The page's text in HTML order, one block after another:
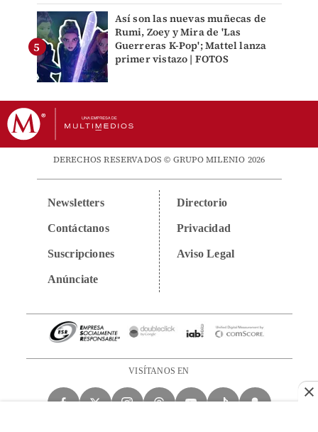
Así son las nuevas muñecas de
Rumi, Zoey y Mira de 'Las
Guerreras K-Pop'; Mattel lanza
primer vistazo | FOTOS
DERECHOS RESERVADOS © GRUPO MILENIO 2026
Newsletters
Contáctanos
Suscripciones
Anúnciate
Directorio
Privacidad
Aviso Legal
VISÍTANOS EN